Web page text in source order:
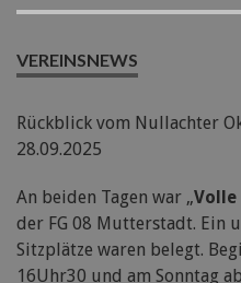
VEREINSNEWS
Rückblick vom Nullachter
28.09.2025
An beiden Tagen war „Volle
der FG 08 Mutterstadt. Ein
Sitzplätze waren belegt.
16Uhr30 und am Sonntag